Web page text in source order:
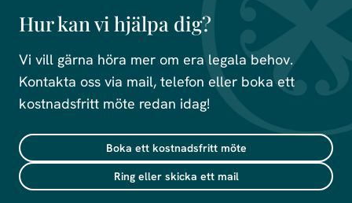
Hur kan vi hjälpa dig?
Vi vill gärna höra mer om era legala behov.
Kontakta oss via mail, telefon eller boka ett
kostnadsfritt möte redan idag!
Boka ett kostnadsfritt möte
Ring eller skicka ett mail